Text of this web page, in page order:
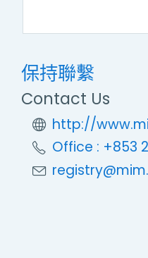
保持聯繫
Contact Us
http://
Office : +853